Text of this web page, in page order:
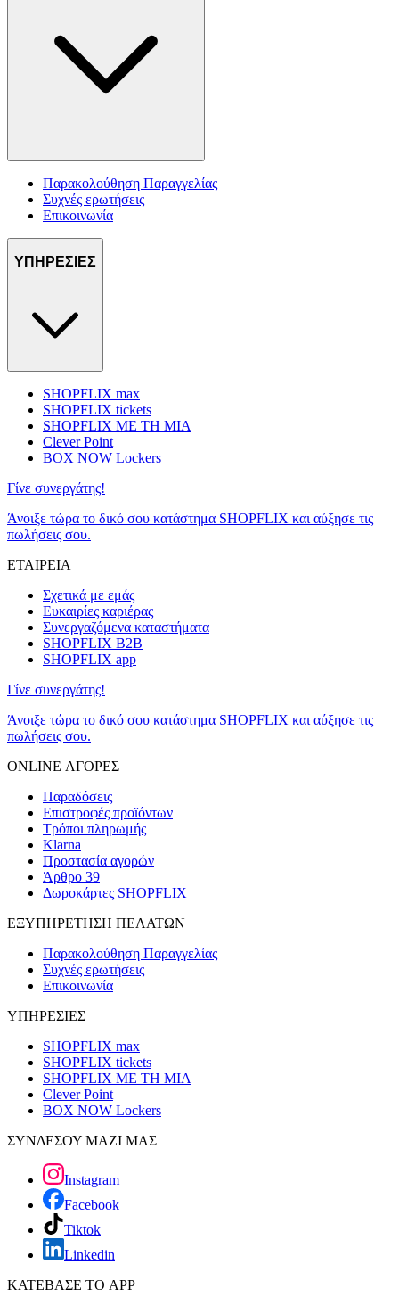
Παρακολούθηση Παραγγελίας
Συχνές ερωτήσεις
Επικοινωνία
ΥΠΗΡΕΣΙΕΣ
SHOPFLIX max
SHOPFLIX tickets
SHOPFLIX ΜΕ ΤΗ ΜΙΑ
Clever Point
BOX NOW Lockers
Γίνε συνεργάτης!
Άνοιξε τώρα το δικό σου κατάστημα SHOPFLIX και αύξησε τις
πωλήσεις σου.
ΕΤΑΙΡΕΙΑ
Σχετικά με εμάς
Ευκαιρίες καριέρας
Συνεργαζόμενα καταστήματα
SHOPFLIX B2B
SHOPFLIX app
Γίνε συνεργάτης!
Άνοιξε τώρα το δικό σου κατάστημα SHOPFLIX και αύξησε τις
πωλήσεις σου.
ONLINE ΑΓΟΡΕΣ
Παραδόσεις
Επιστροφές προϊόντων
Τρόποι πληρωμής
Klarna
Προστασία αγορών
Άρθρο 39
Δωροκάρτες SHOPFLIX
ΕΞΥΠΗΡΕΤΗΣΗ ΠΕΛΑΤΩΝ
Παρακολούθηση Παραγγελίας
Συχνές ερωτήσεις
Επικοινωνία
ΥΠΗΡΕΣΙΕΣ
SHOPFLIX max
SHOPFLIX tickets
SHOPFLIX ΜΕ ΤΗ ΜΙΑ
Clever Point
BOX NOW Lockers
ΣΥΝΔΕΣΟΥ ΜΑΖΙ ΜΑΣ
Instagram
Facebook
Tiktok
Linkedin
ΚΑΤΕΒΑΣΕ ΤΟ APP